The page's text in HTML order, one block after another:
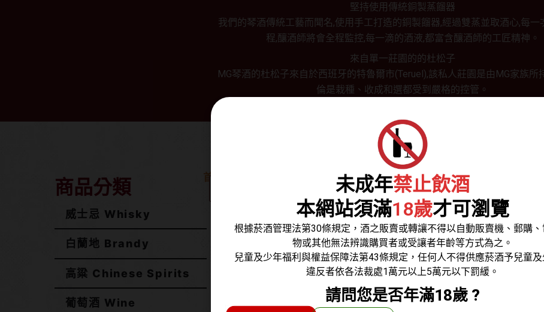
未成年禁止飲酒
本網站須滿18歲才可瀏覽
根據菸酒管理法第30條規定，酒之販賣或轉讓不得以自動販賣機、郵購
物或其他無法辨識購買者或受讓者年齡等方式為之。
兒童及少年福利與權益保障法第43條規定，任何人不得供應菸酒予兒童及
違反者依各法裁處1萬元以上5萬元以下罰緩。
請問您是否年滿18歲 ?
堅持使用傳統銅製蒸餾器
我們的琴酒傳統工藝而聞名,使用手工打造的銅製餾器,經過雙蒸並取酒心,每一
程,釀酒師將會全程監控,每一滴的酒液,都富含釀酒師的工匠精神。
來自單一莊園的的杜松子
MG琴酒的杜松子來自於西班牙的特魯爾市(Teruel),該私人莊園是由MG家族所
倫是栽種、收成和選都受到嚴格的控管。
商品分類
威士忌 Whisky
白蘭地 Brandy
高粱 Chinese Spirits
葡萄酒 Wine
首頁 / Gin MG 琴酒
價格區間